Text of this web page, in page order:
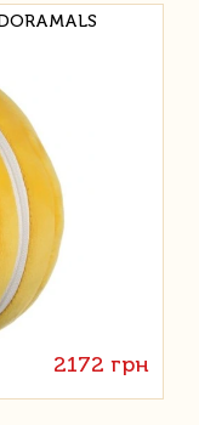
2172 грн